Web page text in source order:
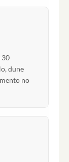
30
dune
no